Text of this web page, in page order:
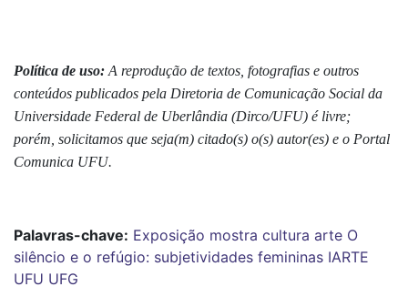
Política de uso: A reprodução de textos, fotografias e outros
conteúdos publicados pela Diretoria de Comunicação Social da
Universidade Federal de Uberlândia (Dirco/UFU) é livre;
porém, solicitamos que seja(m) citado(s) o(s) autor(es) e o Portal
Comunica UFU.
Palavras-chave: Exposição mostra cultura arte O
silêncio e o refúgio: subjetividades femininas IARTE
UFU UFG